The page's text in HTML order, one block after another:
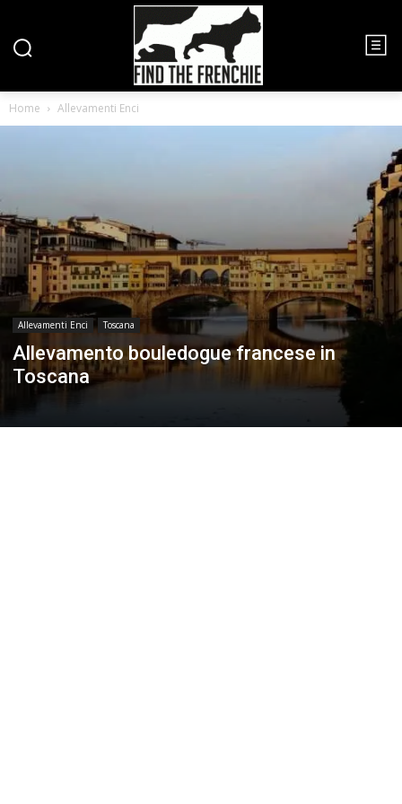
Home Allevamenti Enci
Allevamenti Enci Toscana
Allevamento bouledogue francese in
Toscana